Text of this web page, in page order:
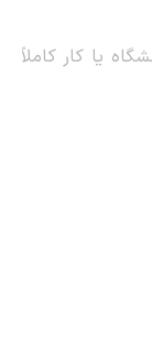
یا کار کاملاً